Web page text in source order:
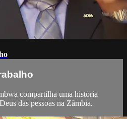
compartilha uma história
das pessoas na Zâmbia.